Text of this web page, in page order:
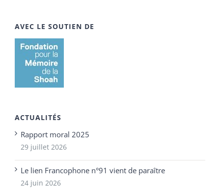
AVEC LE SOUTIEN DE
ACTUALITÉS
Rapport moral 2025
29 juillet 2026
Le lien Francophone n°91 vient de paraître
24 juin 2026